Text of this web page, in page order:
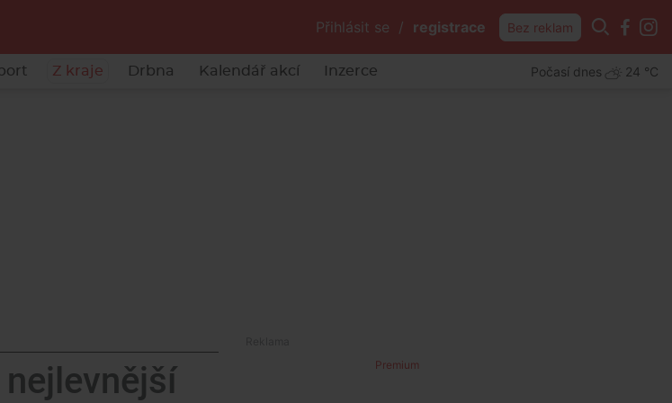
Přihlásit se / registrace Bez reklam
Z kraje Drbna Kalendář akcí Inzerce Počasí dnes 24 °C
Premium